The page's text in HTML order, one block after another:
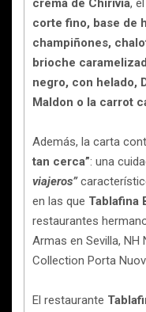
crema de Chirivía, el
corte fino, base de
champiñones,
brioche
negro, con helado,
Maldon o la carrot
Además, la carta
tan cerca”: una
viajeros”
en las que Tablafina
restaurantes
Armas en Sevilla, NH
Collection Porta
El restaurante